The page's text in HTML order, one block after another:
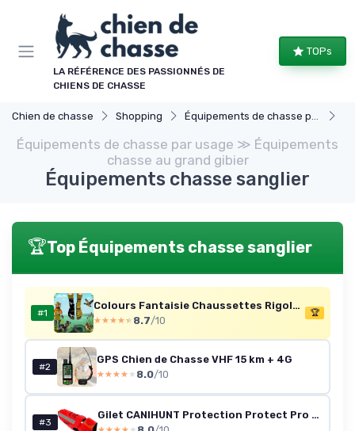
LA RÉFÉRENCE DES PASSIONNÉS DE
CHIENS DE CHASSE
TOPs
Chien de chasse Shopping Équipements de chasse par usage
Équipements de chasse par usage ≫ Équipements
chasse au grand gibier
Équipements chasse sanglier
🏆Top Équipements chasse sanglier
#1
Colours Fantaisie Chaussettes Rigolotes Homme et Femme motif drôle et multicolore 43-46 Chasse
★★★★★
★★★★★ 8.7/10
🏆
#2
GPS Chien de Chasse VHF 15 km + 4G
★★★★★
★★★★★ 8.0/10
#3
Gilet CANIHUNT Protection Protect Pro L'ORIGINAL Orange,Gilet Anti Perforation des SANGLIERS pour PROTEGER Les Chiens DE Chasse (60)
Panneau de gestion des cookies